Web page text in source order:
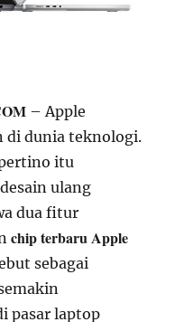
– Apple
di dunia teknologi.
itu
desain ulang
dua fitur
chip terbaru Apple
sebagai
pasar laptop